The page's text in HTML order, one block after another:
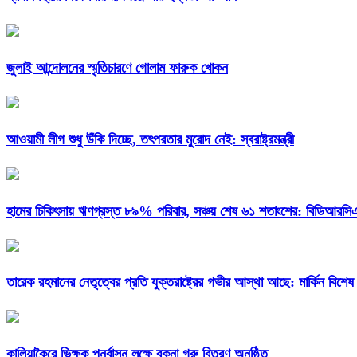
জুলাই আন্দোলনের স্মৃতিচারণে গোলাম ফারুক খোকন
আওয়ামী লীগ শুধু উঁকি দিচ্ছে, তৎপরতার মুরোদ নেই: স্বরাষ্ট্রমন্ত্রী
হামের চিকিৎসায় ঋণগ্রস্ত ৮৯% পরিবার, সঞ্চয় শেষ ৬১ শতাংশের:
তারেক রহমানের নেতৃত্বের প্রতি যুক্তরাষ্ট্রের গভীর আস্থা আছে: মার্কিন